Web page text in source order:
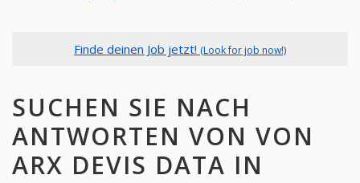
Finde deinen Job jetzt! (Look for job now!)
SUCHEN SIE NACH
ANTWORTEN VON VON
ARX DEVIS DATA IN